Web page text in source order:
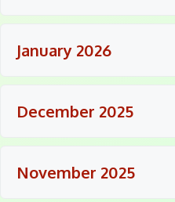
January 2026
December 2025
November 2025